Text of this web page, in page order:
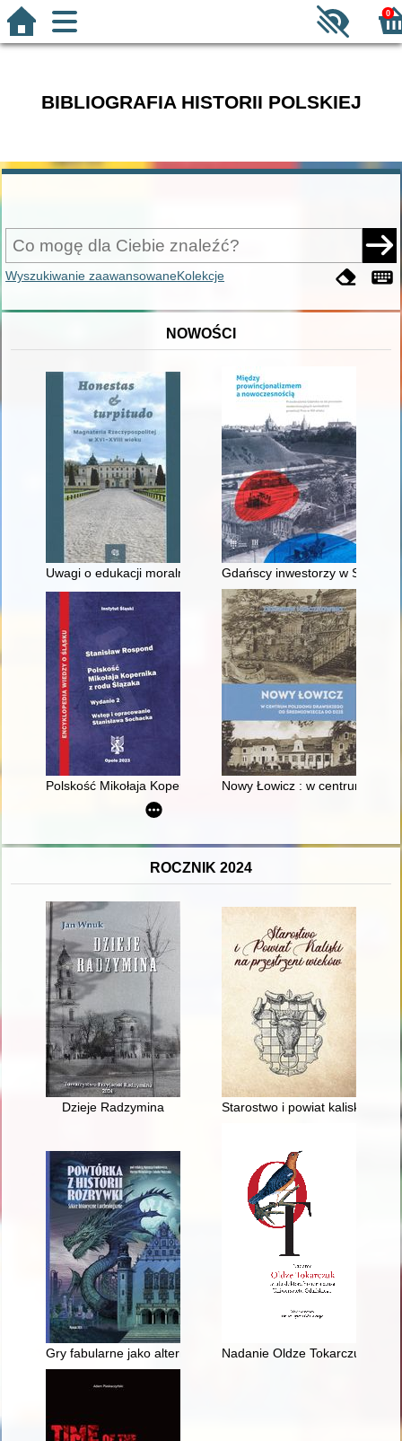
0
BIBLIOGRAFIA HISTORII POLSKIEJ
Wyszukiwanie zaawansowaneKolekcje
NOWOŚCI
Uwagi o edukacji moralnej synów szlacheckich w XVI-
Gdańscy inwestorzy w
Polskość Mikołaja Kopernika z rodu ŚlązakaNowy Łowicz : w centrum
ROCZNIK 2024
Dzieje Radzymina Starostwo i powiat kaliski na
Gry fabularne jako alternatywna metoda nauczania historii
Nadanie Oldze Tokarczuk